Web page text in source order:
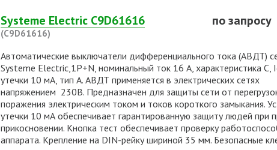
Systeme Electric C9D61616
(C9D61616)
по запросу
Автоматические выключатели дифференциального тока (АВДТ)
Systeme Electric,1P+N, номинальный ток 16 А, характеристика С,
утечки 10 мА, тип А. АВДТ применяется в электрических сетях
напряжением 230В. Предназначен для защиты сети от
поражения электрическим током и токов короткого замыкания.
утечки 10 мА обеспечивает гарантированную защиту людей при
прикосновении. Кнопка тест обеспечивает проверку
аппарата. Крепление на DIN-рейку шириной 35 мм. Безопасные